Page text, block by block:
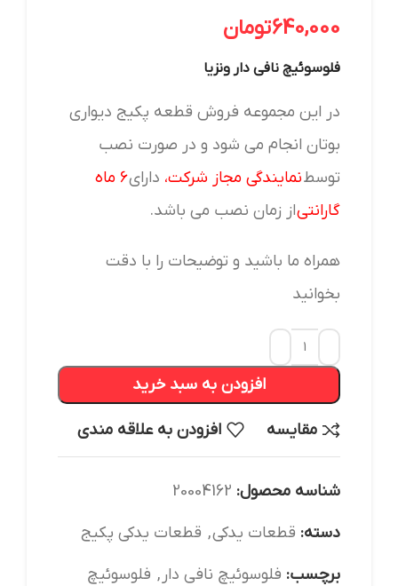
640,000تومان
فلوسوئیچ نافی دار ونزیا
در این مجموعه فروش قطعه پکیج دیواری
بوتان انجام می شود و در صورت نصب
توسطنمایندگی مجاز شرکت، دارای
۶ ماه
گارانتیاز زمان نصب می باشد.
همراه ما باشید و توضیحات را با دقت
بخوانید
افزودن به سبد خرید
مقایسه افزودن به علاقه مندی
شناسه محصول: 20004162
دسته: قطعات یدکی, قطعات یدکی پکیج
برچسب: فلوسوئیچ نافی دار , فلوسوئیچ